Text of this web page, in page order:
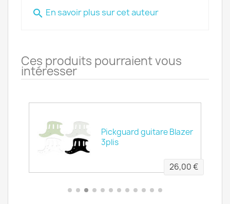
search En savoir plus sur cet auteur
Ces produits pourraient vous
intéresser
Pickguard guitare Blazer
3plis
26,00 €